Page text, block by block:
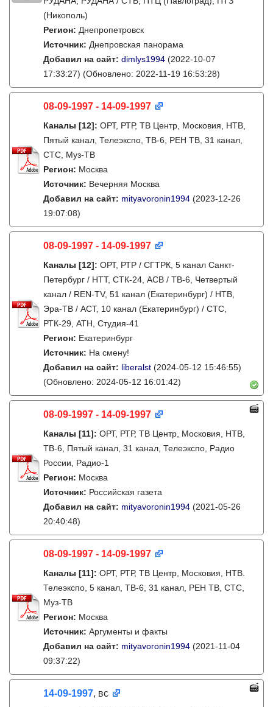
(Никополь)
Регион: Днепропетровск
Источник: Днепровская панорама
Добавил на сайт: dimlys1994 (2022-10-07
17:33:27) (Обновлено: 2022-11-19 16:53:28)
08-09-1997 - 14-09-1997
Каналы [12]: ОРТ, РТР, ТВ Центр, Московия, НТВ,
Пятый канал, Телеэкспо, ТВ-6, РЕН ТВ, 31 канал,
СТС, Муз-ТВ
Регион: Москва
Источник: Вечерняя Москва
Добавил на сайт: mityavoronin1994 (2023-12-26
19:07:08)
08-09-1997 - 14-09-1997
Каналы [12]: ОРТ, РТР / СГТРК, 5 канал Санкт-
Петербург / НТТ, СТК-24, АСВ / ТВ-6, Четвертый
канал / REN-TV, 51 канал (Екатеринбург) / НТВ,
Эра-ТВ / АСТ, 10 канал (Екатеринбург) / СТС,
РТК-29, АТН, Студия-41
Регион: Екатеринбург
Источник: На смену!
Добавил на сайт: liberalst (2024-05-12 15:46:55)
(Обновлено: 2024-05-12 16:01:42)
08-09-1997 - 14-09-1997
Каналы [11]: ОРТ, РТР, ТВ Центр, Московия, НТВ,
ТВ-6, Пятый канал, 31 канал, Телеэкспо, Радио
России, Радио-1
Регион: Москва
Источник: Российская газета
Добавил на сайт: mityavoronin1994 (2021-05-26
20:40:48)
08-09-1997 - 14-09-1997
Каналы [11]: ОРТ, РТР, ТВ Центр, Московия, НТВ.
Телеэкспо, 5 канал, ТВ-6, 31 канал, РЕН ТВ, СТС,
Муз-ТВ
Регион: Москва
Источник: Аргументы и факты
Добавил на сайт: mityavoronin1994 (2021-11-04
09:37:22)
14-09-1997, вс